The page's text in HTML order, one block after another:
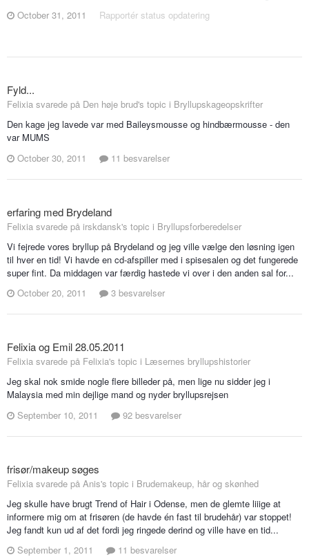
October 31, 2011
Rapportér status opdatering
Fyld...
Felixia svarede på Den høje brud's topic i Bryllupskageopskrifter
Den kage jeg lavede var med Baileysmousse og hindbærmousse - den
var MUMS
October 30, 2011
11 besvarelser
erfaring med Brydeland
Felixia svarede på irskdansk's topic i Bryllupsforberedelser
Vi fejrede vores bryllup på Brydeland og jeg ville vælge den løsning igen
til hver en tid! Vi havde en cd-afspiller med i spisesalen og det fungerede
super fint. Da middagen var færdig hastede vi over i den anden sal for...
October 20, 2011
3 besvarelser
Felixia og Emil 28.05.2011
Felixia svarede på Felixia's topic i Læsernes bryllupshistorier
Jeg skal nok smide nogle flere billeder på, men lige nu sidder jeg i
Malaysia med min dejlige mand og nyder bryllupsrejsen
September 10, 2011
92 besvarelser
frisør/makeup søges
Felixia svarede på Anis's topic i Brudemakeup, hår og skønhed
Jeg skulle have brugt Trend of Hair i Odense, men de glemte liiige at
informere mig om at frisøren (de havde én fast til brudehår) var stoppet!
Jeg fandt kun ud af det fordi jeg ringede derind og ville have en tid...
September 1, 2011
11 besvarelser